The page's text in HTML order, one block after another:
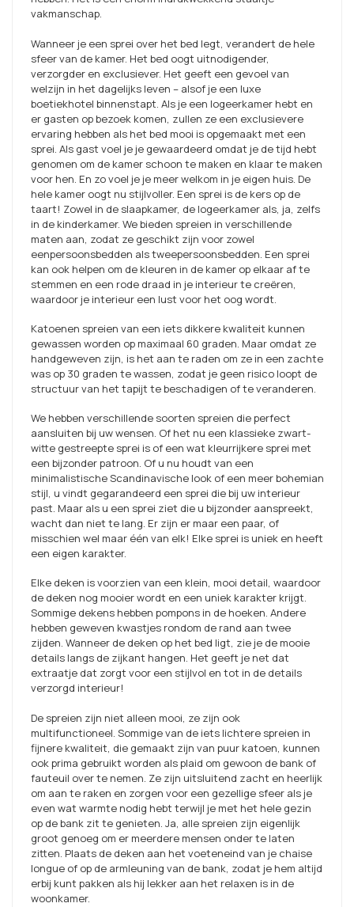
vakmanschap.
Wanneer je een sprei over het bed legt, verandert de hele
sfeer van de kamer. Het bed oogt uitnodigender,
verzorgder en exclusiever. Het geeft een gevoel van
welzijn in het dagelijks leven – alsof je een luxe
boetiekhotel binnenstapt. Als je een logeerkamer hebt en
er gasten op bezoek komen, zullen ze een exclusievere
ervaring hebben als het bed mooi is opgemaakt met een
sprei. Als gast voel je je gewaardeerd omdat je de tijd hebt
genomen om de kamer schoon te maken en klaar te maken
voor hen. En zo voel je je meer welkom in je eigen huis. De
hele kamer oogt nu stijlvoller. Een sprei is de kers op de
taart! Zowel in de slaapkamer, de logeerkamer als, ja, zelfs
in de kinderkamer. We bieden spreien in verschillende
maten aan, zodat ze geschikt zijn voor zowel
eenpersoonsbedden als tweepersoonsbedden. Een sprei
kan ook helpen om de kleuren in de kamer op elkaar af te
stemmen en een rode draad in je interieur te creëren,
waardoor je interieur een lust voor het oog wordt.
Katoenen spreien van een iets dikkere kwaliteit kunnen
gewassen worden op maximaal 60 graden. Maar omdat ze
handgeweven zijn, is het aan te raden om ze in een zachte
was op 30 graden te wassen, zodat je geen risico loopt de
structuur van het tapijt te beschadigen of te veranderen.
We hebben verschillende soorten spreien die perfect
aansluiten bij uw wensen. Of het nu een klassieke zwart-
witte gestreepte sprei is of een wat kleurrijkere sprei met
een bijzonder patroon. Of u nu houdt van een
minimalistische Scandinavische look of een meer bohemian
stijl, u vindt gegarandeerd een sprei die bij uw interieur
past. Maar als u een sprei ziet die u bijzonder aanspreekt,
wacht dan niet te lang. Er zijn er maar een paar, of
misschien wel maar één van elk! Elke sprei is uniek en heeft
een eigen karakter.
Elke deken is voorzien van een klein, mooi detail, waardoor
de deken nog mooier wordt en een uniek karakter krijgt.
Sommige dekens hebben pompons in de hoeken. Andere
hebben geweven kwastjes rondom de rand aan twee
zijden. Wanneer de deken op het bed ligt, zie je de mooie
details langs de zijkant hangen. Het geeft je net dat
extraatje dat zorgt voor een stijlvol en tot in de details
verzorgd interieur!
De spreien zijn niet alleen mooi, ze zijn ook
multifunctioneel. Sommige van de iets lichtere spreien in
fijnere kwaliteit, die gemaakt zijn van puur katoen, kunnen
ook prima gebruikt worden als plaid om gewoon de bank of
fauteuil over te nemen. Ze zijn uitsluitend zacht en heerlijk
om aan te raken en zorgen voor een gezellige sfeer als je
even wat warmte nodig hebt terwijl je met het hele gezin
op de bank zit te genieten. Ja, alle spreien zijn eigenlijk
groot genoeg om er meerdere mensen onder te laten
zitten. Plaats de deken aan het voeteneind van je chaise
longue of op de armleuning van de bank, zodat je hem altijd
erbij kunt pakken als hij lekker aan het relaxen is in de
woonkamer.